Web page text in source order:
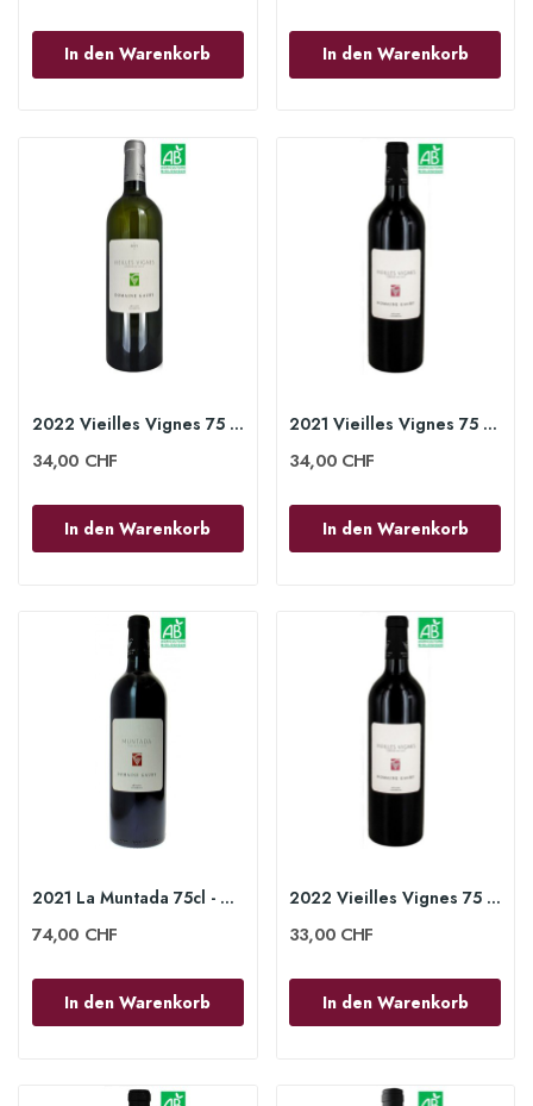
In den Warenkorb In den Warenkorb
2022 Vieilles Vignes 75 cl - Domaine Gauby
34,00 CHF
In den Warenkorb
2021 Vieilles Vignes 75 cl - Domaine Gauby
34,00 CHF
In den Warenkorb
2021 La Muntada 75cl - Domaine Gauby
74,00 CHF
In den Warenkorb
2022 Vieilles Vignes 75 cl - Domaine Gauby
33,00 CHF
In den Warenkorb